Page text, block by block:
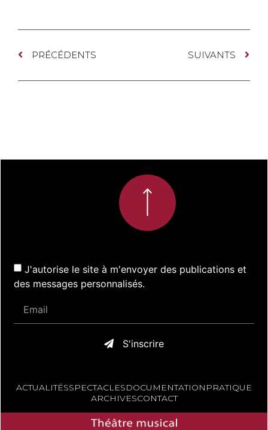
PRÉCÉDENTS SUIVANTS
J'autorise le site à m'envoyer des publications et
des messages personnalisés.
S'inscrire
ACTUALITÉSSPECTACLESDOCUMENTATION PRATIQUE
ARCHIVESCONTACT